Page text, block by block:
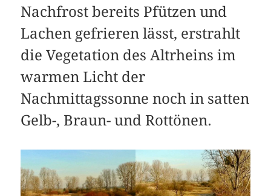
Nachfrost bereits Pfützen und
Lachen gefrieren lässt, erstrahlt
die Vegetation des Altrheins im
warmen Licht der
Nachmittagssonne noch in satten
Gelb-, Braun- und Rottönen.